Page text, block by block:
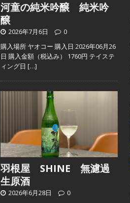
河童の純米吟醸 純米吟
醸
2026年7月6日
0
購入場所 ヤオコー 購入日 2026年06月26
日 購入金額（税込み） 1760円 テイステ
ィング日 […]
羽根屋 SHINE 無濾過
生原酒
2026年6月28日
0